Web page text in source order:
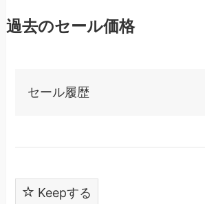
過去のセール価格
セール履歴
Keepする